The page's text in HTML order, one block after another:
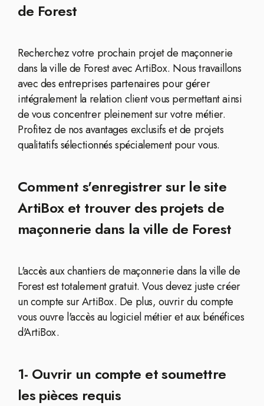
de Forest
Recherchez votre prochain projet de maçonnerie
dans la ville de Forest avec ArtiBox. Nous travaillons
avec des entreprises partenaires pour gérer
intégralement la relation client vous permettant ainsi
de vous concentrer pleinement sur votre métier.
Profitez de nos avantages exclusifs et de projets
qualitatifs sélectionnés spécialement pour vous.
Comment s'enregistrer sur le site
ArtiBox et trouver des projets de
maçonnerie dans la ville de Forest
L'accès aux chantiers de maçonnerie dans la ville de
Forest est totalement gratuit. Vous devez juste créer
un compte sur ArtiBox. De plus, ouvrir du compte
vous ouvre l'accès au logiciel métier et aux bénéfices
d'ArtiBox.
1- Ouvrir un compte et soumettre
les pièces requis